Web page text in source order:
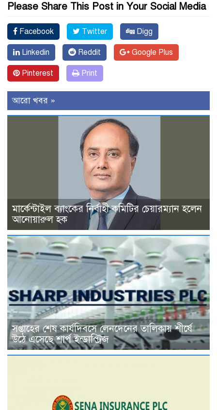
Please Share This Post in Your Social Media
Facebook Twitter Digg
Linkedin Reddit Google Plus
Pinterest Print
আরো খবর »
মার্কেন্টাইল ব্যাংকের নির্বাহী কমিটির চেয়ারম্যান হলেন
আনোয়ারুল হক
সপ্তাহের শেষ কার্যদিবসে লেনদেনের তালিকায় শীর্ষে
উঠে এসেছে শার্প ইন্ডাস্ট্রিজ